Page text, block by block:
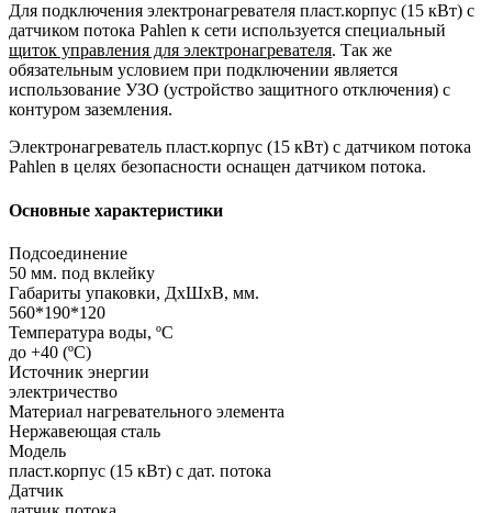
Для подключения электронагревателя пласт.корпус (15 кВт) с
датчиком потока Pahlen к сети используется специальный
щиток управления для электронагревателя. Так же
обязательным условием при подключении является
использование УЗО (устройство защитного отключения) с
контуром заземления.
Электронагреватель пласт.корпус (15 кВт) с датчиком потока
Pahlen в целях безопасности оснащен датчиком потока.
Основные характеристики
Подсоединение
50 мм. под вклейку
Габариты упаковки, ДхШхВ, мм.
560*190*120
Температура воды, ºС
до +40 (ºС)
Источник энергии
электричество
Материал нагревательного элемента
Нержавеющая сталь
Модель
пласт.корпус (15 кВт) с дат. потока
Датчик